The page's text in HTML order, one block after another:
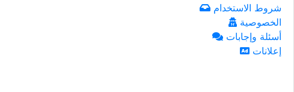
شروط الاستخدام
الخصوصية
أسئلة وإجابات
إعلانات